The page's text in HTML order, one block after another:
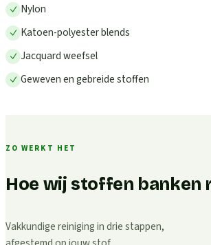
Nylon
Katoen-polyester blends
Jacquard weefsel
Geweven en gebreide stoffen
ZO WERKT HET
Hoe wij stoffen banken
Vakkundige reiniging in drie stappen,